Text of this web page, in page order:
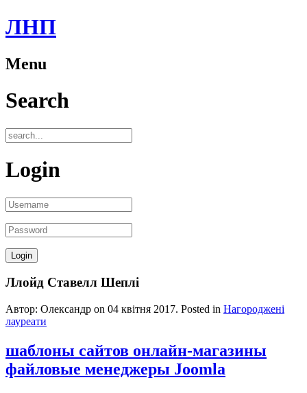
ЛНП
Menu
Search
Login
Ллойд Ставелл Шеплі
Автор: Олександр on 04 квітня 2017. Posted in Нагороджені
лауреати
шаблоны сайтов онлайн-магазины
файловые менеджеры Joomla